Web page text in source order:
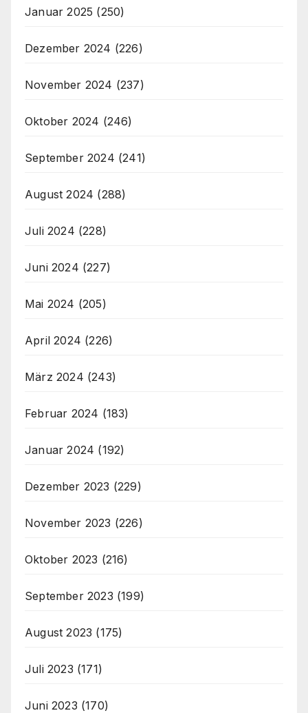
Januar 2025 (250)
Dezember 2024 (226)
November 2024 (237)
Oktober 2024 (246)
September 2024 (241)
August 2024 (288)
Juli 2024 (228)
Juni 2024 (227)
Mai 2024 (205)
April 2024 (226)
März 2024 (243)
Februar 2024 (183)
Januar 2024 (192)
Dezember 2023 (229)
November 2023 (226)
Oktober 2023 (216)
September 2023 (199)
August 2023 (175)
Juli 2023 (171)
Juni 2023 (170)